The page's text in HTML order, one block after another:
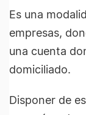
Es una
empresas,
una cuenta
domiciliado.
Disponer de